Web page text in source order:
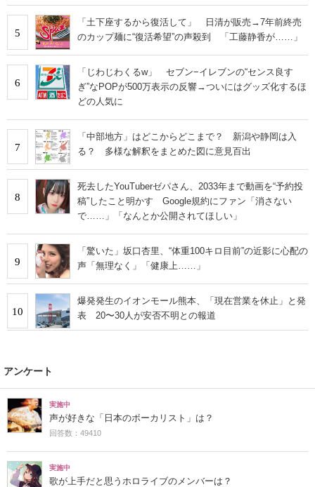
5
「土下座するから復活して」 日清が販売→7年前終売
のカップ麺に“復活希望”の声殺到 「工藤静香が……」
6
「じわじわくるw」 セブン−イレブンの“センス良す
ぎ”なPOPが500万表示の反響→ついにはグッズ化するほ
どの人気に
7
「中部地方」はどこからどこまで？ 新潟や静岡は入
る？ 多様な解釈をまとめた図に意見百出
8
死去したYouTuberゼパさん、2033年まで動画を“予約投
稿”したこと明かす Google規約にファン「消さない
で……」「なんとか公開されてほしい」
9
「驚いた」坂口杏里、“体重100キロ目前”の近影に心配の
声「無理なく」「健康上……」
10
爆発発生のイオンモール熊本、「現在営業を休止」と発
表 20〜30人が安否不明との報道
アンケート
実施中
声が好きな「日本のボーカリスト」は？
回答数：49410
実施中
歌が上手だと思うホロライブのメンバーは？